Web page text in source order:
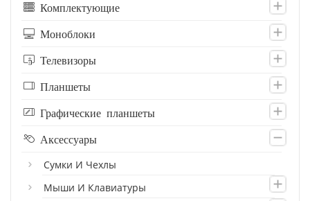
Комплектующие
Моноблоки
Телевизоры
Планшеты
Графические планшеты
Аксессуары
Сумки И Чехлы
Мыши И Клавиатуры